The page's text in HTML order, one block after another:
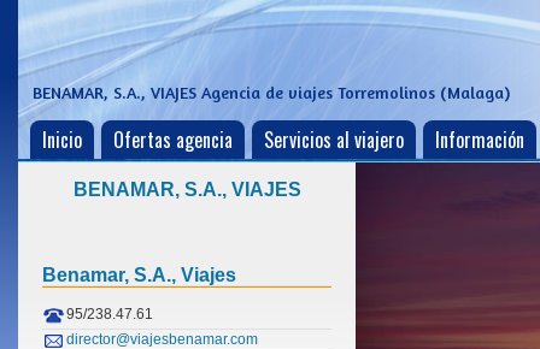
BENAMAR, S.A., VIAJES Agencia de viajes Torremolinos (Malaga)
Inicio Ofertas agencia Servicios al viajero Información
BENAMAR, S.A., VIAJES
Benamar, S.a., Viajes
95/238.47.61
director@viajesbenamar.com